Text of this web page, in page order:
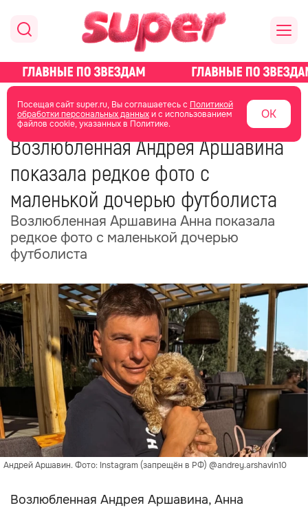
Посещая сайт super.ru, Вы соглашаетесь с Политикой
обработки персональных данныхи с использованием
файлов cookie, указанных в Политике.
ОК
главная новости о звездах новости
23 июня 07:24
Возлюбленная Андрея Аршавина
показала редкое фото с
маленькой дочерью футболиста
Возлюбленная Аршавина Анна показала
редкое фото с маленькой дочерью
футболиста
Андрей Аршавин. Фото: Instagram (запрещён в РФ) @andrey.arshavin10
Возлюбленная Андрея Аршавина, Анна